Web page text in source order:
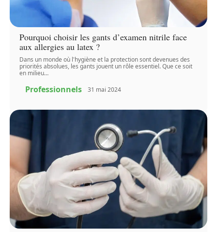
Pourquoi choisir les gants d’examen nitrile face
aux allergies au latex ?
Dans un monde où l'hygiène et la protection sont devenues des
priorités absolues, les gants jouent un rôle essentiel. Que ce soit
en milieu…
Professionnels 31 mai 2024